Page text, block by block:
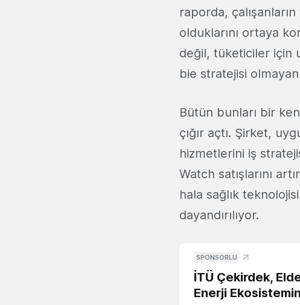
raporda,
olduklarını ortaya
değil, tüketiciler için
bie stratejisi
Bütün bunları bir
çığır açtı. Şirket,
hizmetlerini iş
Watch satışlarını
hala sağlık
dayandırılıyor.
SPONSORLU
İTÜ Çekirdek,
Enerji